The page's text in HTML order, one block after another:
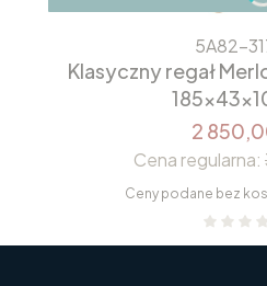
5A82-
Klasyczny regał
2
Cena regularna:
Ceny podane bez